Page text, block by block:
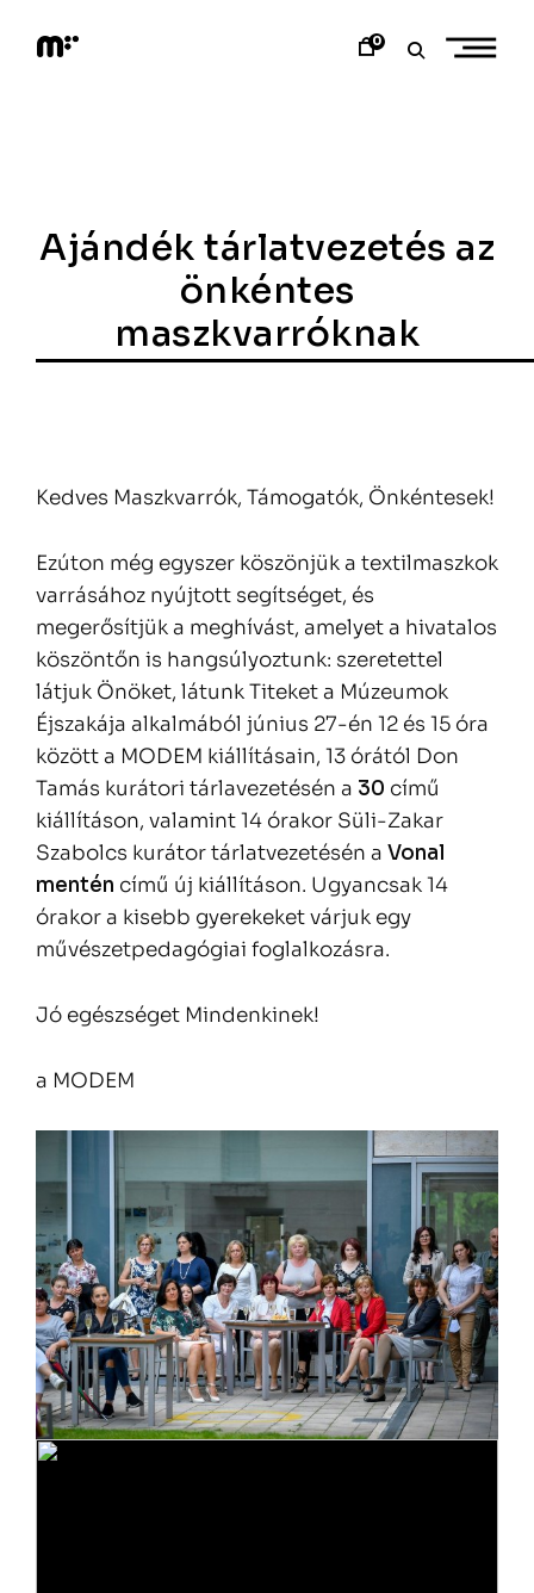
content
0
Ajándék tárlatvezetés az
önkéntes
maszkvarróknak
Kedves Maszkvarrók, Támogatók, Önkéntesek!
Ezúton még egyszer köszönjük a textilmaszkok
varrásához nyújtott segítséget, és
megerősítjük a meghívást, amelyet a hivatalos
köszöntőn is hangsúlyoztunk: szeretettel
látjuk Önöket, látunk Titeket a Múzeumok
Éjszakája alkalmából június 27-én 12 és 15 óra
között a MODEM kiállításain, 13 órától Don
Tamás kurátori tárlavezetésén a 30 című
kiállításon, valamint 14 órakor Süli-Zakar
Szabolcs kurátor tárlatvezetésén a Vonal
mentén című új kiállításon. Ugyancsak 14
órakor a kisebb gyerekeket várjuk egy
művészetpedagógiai foglalkozásra.
Jó egészséget Mindenkinek!
a MODEM